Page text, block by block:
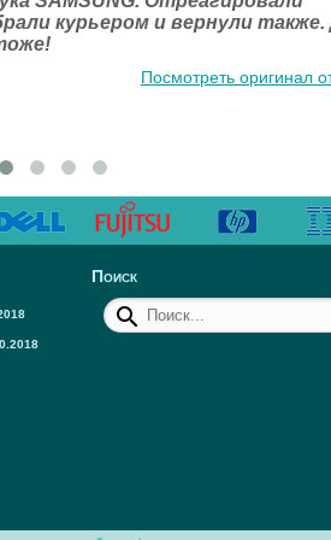
курьером и вернули
Посмотреть оригинал
Поиск